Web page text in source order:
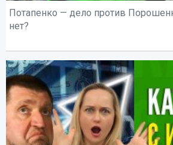
Потапенко — дело против
нет?